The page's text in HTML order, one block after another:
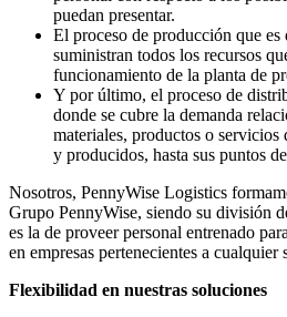
puedan presentar.
El proceso de producción que es
suministran todos los recursos
funcionamiento de la planta de
Y por último, el proceso de
donde se cubre la demanda
materiales, productos o servicios
y producidos, hasta sus puntos
Nosotros, PennyWise Logistics
Grupo PennyWise, siendo su división
es la de proveer personal entrenado
en empresas pertenecientes a
Flexibilidad en nuestras soluciones